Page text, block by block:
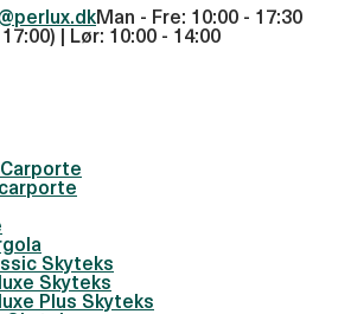
Man - Fre: 10:00 - 17:30
| Lør: 10:00 - 14:00
Skyteks
Skyteks
Plus Skyteks